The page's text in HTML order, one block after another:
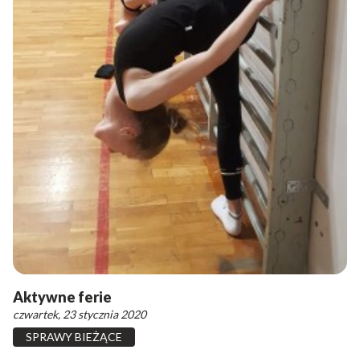
Aktywne ferie
czwartek, 23 stycznia 2020
SPRAWY BIEŻĄCE